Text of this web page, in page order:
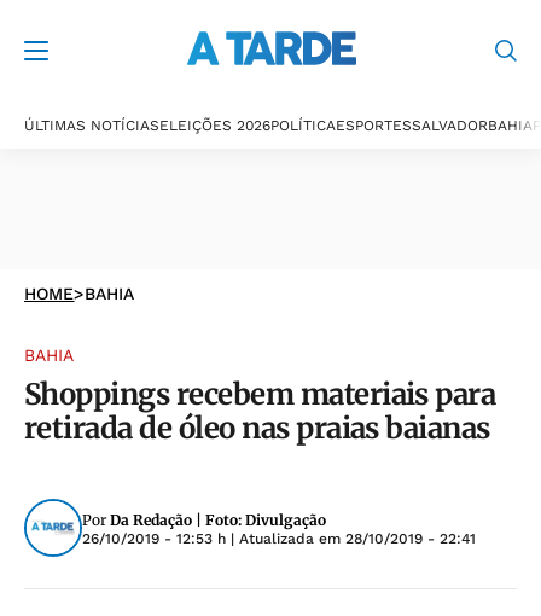
ÚLTIMAS NOTÍCIASELEIÇÕES 2026POLÍTICAESPORTESSALVADORBAHIA
HOME>BAHIA
BAHIA
Shoppings recebem materiais para
retirada de óleo nas praias baianas
Por Da Redação | Foto: Divulgação
26/10/2019 - 12:53 h | Atualizada em 28/10/2019 - 22:41